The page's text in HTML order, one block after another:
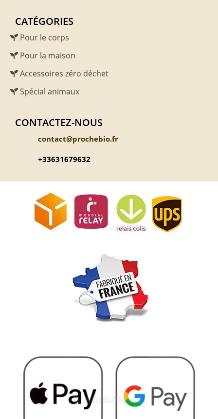
CATÉGORIES
Pour le corps
Pour la maison
Accessoires zéro déchet
Spécial animaux
CONTACTEZ-NOUS
contact@prochebio.fr
+33631679632